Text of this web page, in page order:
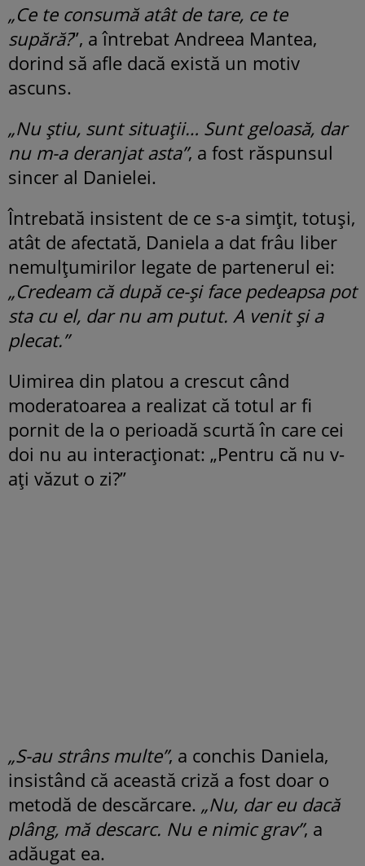
„Ce te consumă atât de tare, ce te
supără?”, a întrebat Andreea Mantea,
dorind să afle dacă există un motiv
ascuns.
„Nu știu, sunt situații… Sunt geloasă, dar
nu m-a deranjat asta”, a fost răspunsul
sincer al Danielei.
Întrebată insistent de ce s-a simțit, totuși,
atât de afectată, Daniela a dat frâu liber
nemulțumirilor legate de partenerul ei:
„Credeam că după ce-și face pedeapsa pot
sta cu el, dar nu am putut. A venit și a
plecat.”
Uimirea din platou a crescut când
moderatoarea a realizat că totul ar fi
pornit de la o perioadă scurtă în care cei
doi nu au interacționat: „Pentru că nu v-
ați văzut o zi?”
„S-au strâns multe”, a conchis Daniela,
insistând că această criză a fost doar o
metodă de descărcare. „Nu, dar eu dacă
plâng, mă descarc. Nu e nimic grav”, a
adăugat ea.